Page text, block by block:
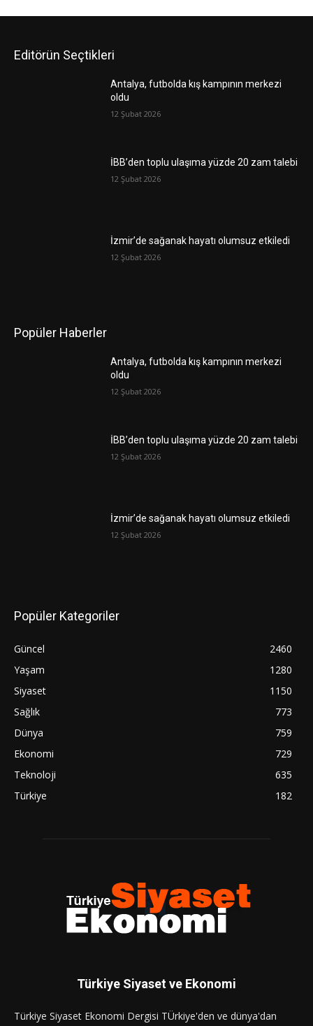
Editörün Seçtikleri
Antalya, futbolda kış kampının merkezi
oldu
12 Şubat 2026
İBB’den toplu ulaşıma yüzde 20 zam talebi
12 Şubat 2026
İzmir’de sağanak hayatı olumsuz etkiledi
12 Şubat 2026
Popüler Haberler
Antalya, futbolda kış kampının merkezi
oldu
12 Şubat 2026
İBB’den toplu ulaşıma yüzde 20 zam talebi
12 Şubat 2026
İzmir’de sağanak hayatı olumsuz etkiledi
12 Şubat 2026
Popüler Kategoriler
Güncel
2460
Yaşam
1280
Siyaset
1150
Sağlık
773
Dünya
759
Ekonomi
729
Teknoloji
635
Türkiye
182
Türkiye Siyaset ve Ekonomi
Türkiye Siyaset Ekonomi Dergisi TÜrkiye'den ve dünya'dan